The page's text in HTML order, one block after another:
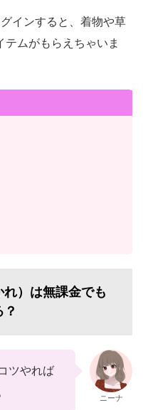
インすると、着物や草
テムがもらえちゃいま
）は無課金でも
ツやれば
ニーナ